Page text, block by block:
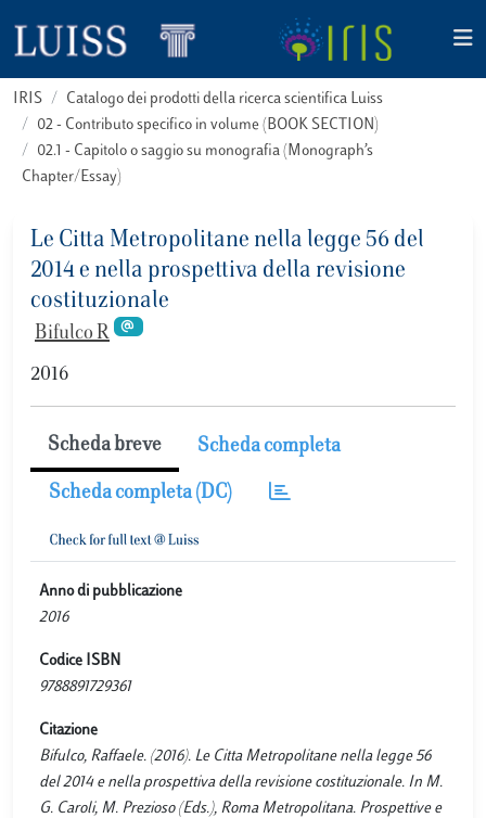
IRIS
Catalogo dei prodotti della ricerca scientifica Luiss
02 - Contributo specifico in volume (BOOK SECTION)
02.1 - Capitolo o saggio su monografia (Monograph’s
Chapter/Essay)
Le Citta Metropolitane nella legge 56 del
2014 e nella prospettiva della revisione
costituzionale
Bifulco R
2016
Scheda breve Scheda completa
Scheda completa (DC)
Anno di pubblicazione
2016
Codice ISBN
9788891729361
Citazione
Bifulco, Raffaele. (2016). Le Citta Metropolitane nella legge 56
del 2014 e nella prospettiva della revisione costituzionale. In M.
G. Caroli, M. Prezioso (Eds.), Roma Metropolitana. Prospettive e